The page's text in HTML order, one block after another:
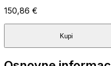
150,86 €
Kupi